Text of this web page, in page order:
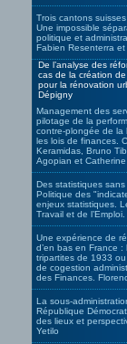
Trois cantons
Une impossible
politique et
Fabien Resenterra
De l’analyse des
cas de la création
pour la rénovation
Dépigny
Management des
pilotage de la
contre-plongée de la
les lois de finances.
Keramidas, Bruno
Agopian et
Des statistiques
Politique des
enjeux statistiques.
Travail et de
Une expérience de
d’en bas en France :
tripartites de 1933
de cogestion
des Finances.
La sous-
République
des lieux et
Yetilo